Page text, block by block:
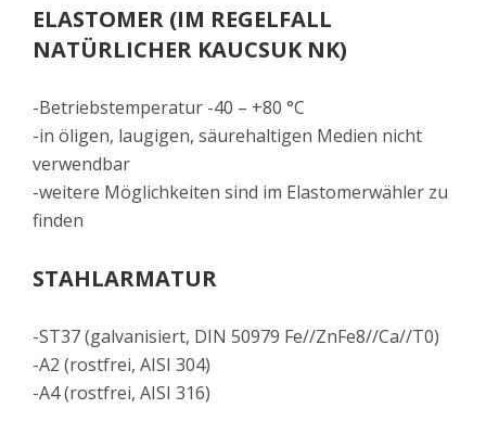
ELASTOMER (IM REGELFALL
NATÜRLICHER KAUCSUK NK)
-Betriebstemperatur -40 – +80 °C
-in öligen, laugigen, säurehaltigen Medien nicht
verwendbar
-weitere Möglichkeiten sind im Elastomerwähler zu
finden
STAHLARMATUR
-ST37 (galvanisiert, DIN 50979 Fe//ZnFe8//Ca//T0)
-A2 (rostfrei, AISI 304)
-A4 (rostfrei, AISI 316)